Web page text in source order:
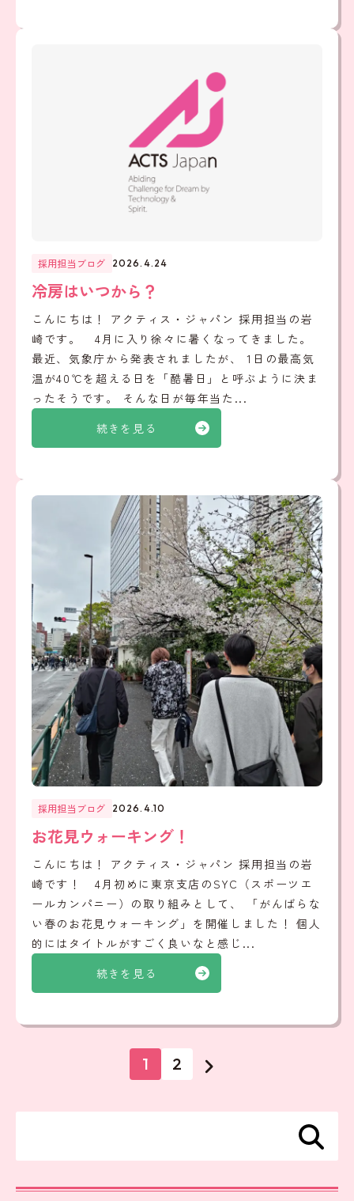
続きを見る
採用担当ブログ 2026.4.24
冷房はいつから？
こんにちは！ アクティス・ジャパン 採用担当の岩
崎です。 4月に入り徐々に暑くなってきました。
最近、気象庁から発表されましたが、 1日の最高気
温が40℃を超える日を「酷暑日」と呼ぶように決ま
ったそうです。 そんな日が毎年当た...
続きを見る
採用担当ブログ 2026.4.10
お花見ウォーキング！
こんにちは！ アクティス・ジャパン 採用担当の岩
崎です！ 4月初めに東京支店のSYC（スポーツエ
ールカンパニー）の取り組みとして、 「がんばらな
い春のお花見ウォーキング」を開催しました！ 個人
的にはタイトルがすごく良いなと感じ...
1 2